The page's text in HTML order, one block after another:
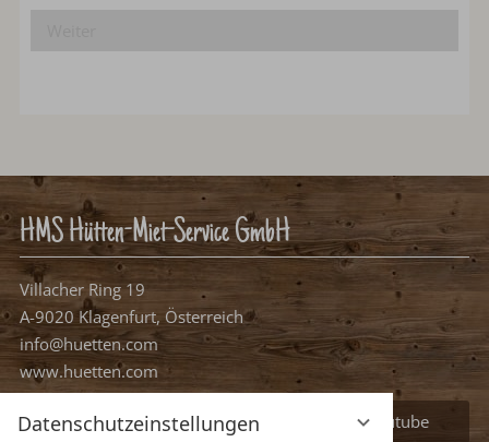
Datenschutzeinstellungen
HMS Hütten-Miet-Service GmbH
Villacher Ring 19
A-9020 Klagenfurt, Österreich
www.huetten.com